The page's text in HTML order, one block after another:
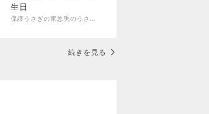
生日
保護うさぎの家悠兎のうさ日記
続きを見る